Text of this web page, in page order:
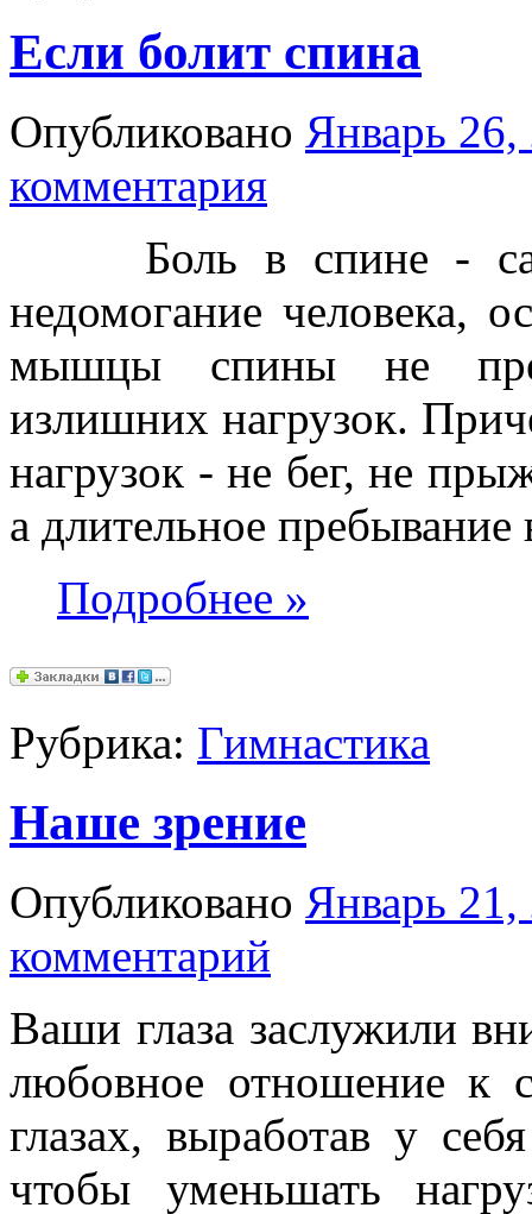
Если болит спина
Опубликовано Январь 26,
комментария
Боль в спине -
недомогание человека,
мышцы спины не
излишних нагрузок.
нагрузок - не бег, не
а длительное
Подробнее »
Рубрика: Гимнастика
Наше зрение
Опубликовано Январь 21,
комментарий
Ваши глаза заслужили
любовное отношение к
глазах, выработав у
чтобы уменьшать